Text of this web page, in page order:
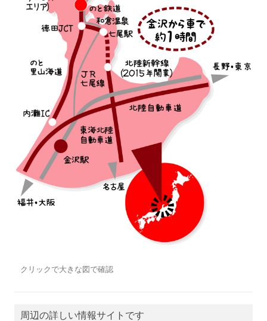
クリックで大きな図で確認
周辺の詳しい情報サイトです